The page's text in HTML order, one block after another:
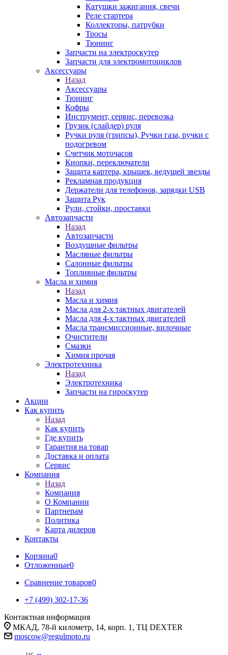
Катушки зажигания, свечи
Реле стартера
Коллекторы, патрубки
Тросы
Тюнинг
Запчасти на электроскутер
Запчасти для электромотоциклов
Аксессуары
Назад
Аксессуары
Тюнинг
Кофры
Инструмент, сервис, перевозка
Грузик (слайдер) руля
Ручки руля (грипсы), Ручки газа, ручки с
подогревом
Счетчик моточасов
Кнопки, переключатели
Защита картера, крышек, ведущей звезды
Рекламная продукция
Держатели для телефонов, зарядки USB
Защита Рук
Рули, стойки, проставки
Автозапчасти
Назад
Автозапчасти
Воздушные фильтры
Масляные фильтры
Салонные фильтры
Топливные фильтры
Масла и химия
Назад
Масла и химия
Масла для 2-х тактных двигателей
Масла для 4-х тактных двигателей
Масла трансмиссионные, вилочные
Очистители
Смазки
Химия прочая
Электротехника
Назад
Электротехника
Запчасти на гироскутер
Акции
Как купить
Назад
Как купить
Где купить
Гарантия на товар
Доставка и оплата
Сервис
Компания
Назад
Компания
О Компании
Партнерам
Политика
Карта дилеров
Контакты
Корзина0
Отложенные0
Сравнение товаров0
+7 (499) 302-17-36
Контактная информация
МКАД, 78-й километр, 14, корп. 1, ТЦ DEXTER
moscow@regulmoto.ru